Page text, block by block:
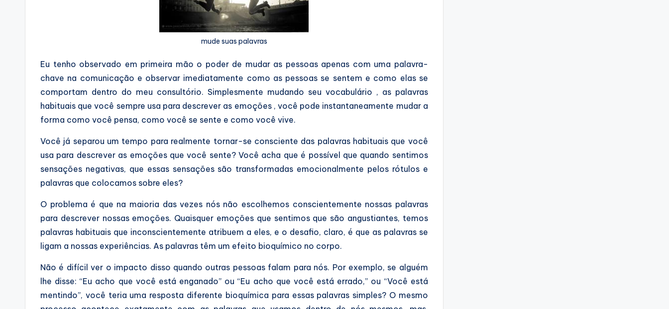
mude suas palavras
Eu tenho observado em primeira mão o poder de mudar as pessoas apenas com uma palavra-
chave na comunicação e observar imediatamente como as pessoas se sentem e como elas se
comportam dentro do meu consultório. Simplesmente mudando seu vocabulário , as palavras
habituais que você sempre usa para descrever as emoções , você pode instantaneamente mudar a
forma como você pensa, como você se sente e como você vive.
Você já separou um tempo para realmente tornar-se consciente das palavras habituais que você
usa para descrever as emoções que você sente? Você acha que é possível que quando sentimos
sensações negativas, que essas sensações são transformadas emocionalmente pelos rótulos e
palavras que colocamos sobre eles?
O problema é que na maioria das vezes nós não escolhemos conscientemente nossas palavras
para descrever nossas emoções. Quaisquer emoções que sentimos que são angustiantes, temos
palavras habituais que inconscientemente atribuem a eles, e o desafio, claro, é que as palavras se
ligam a nossas experiências. As palavras têm um efeito bioquímico no corpo.
Não é difícil ver o impacto disso quando outras pessoas falam para nós. Por exemplo, se alguém
lhe disse: “Eu acho que você está enganado” ou “Eu acho que você está errado,” ou “Você está
mentindo”, você teria uma resposta diferente bioquímica para essas palavras simples? O mesmo